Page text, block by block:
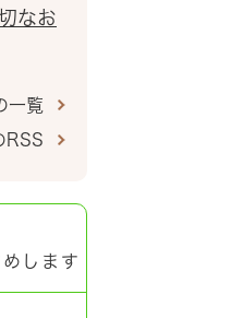
なお
一覧
RSS
します